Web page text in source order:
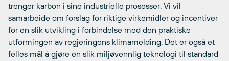
trenger karbon i sine industrielle prosesser. Vi vil
samarbeide om forslag for riktige virkemidler og incentiver
for en slik utvikling i forbindelse med den praktiske
utformingen av regjeringens klimamelding. Det er også et
felles mål å gjøre en slik miljøvennlig teknologi til standard